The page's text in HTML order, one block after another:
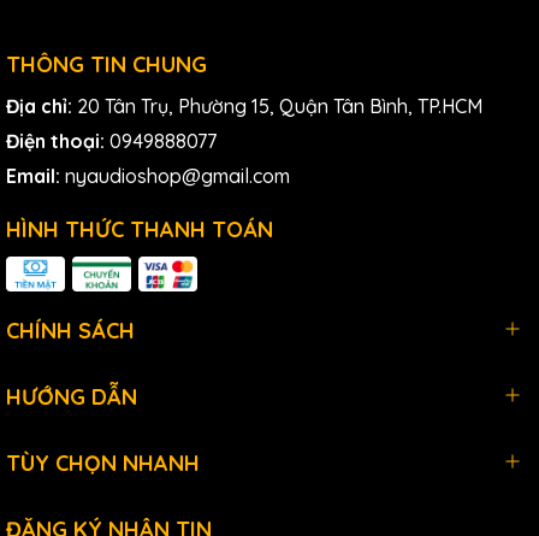
THÔNG TIN CHUNG
Địa chỉ: 20 Tân Trụ, Phường 15, Quận Tân Bình, TP.HCM
Điện thoại: 0949888077
Email: nyaudioshop@gmail.com
HÌNH THỨC THANH TOÁN
CHÍNH SÁCH
HƯỚNG DẪN
TÙY CHỌN NHANH
ĐĂNG KÝ NHẬN TIN